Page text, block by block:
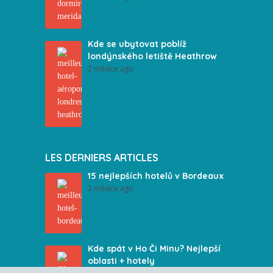
Kde se ubytovat poblíž
londýnského letiště Heathrow
2 měsíce ago
LES DERNIERS ARTICLES
15 nejlepších hotelů v Bordeaux
2 měsíce ago
Kde spát v Ho Či Minu? Nejlepší
oblasti + hotely